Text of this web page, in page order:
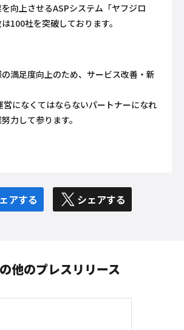
向上させるASPシステム「ヤフジロ
100社を突破しております。
満足度向上のため、サービス改善・新
営になくてはならないパートナーになれ
力して参ります。
アする シェアする
他のプレスリリース